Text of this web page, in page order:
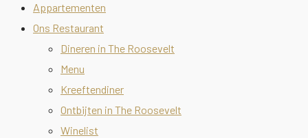
Appartementen
Ons Restaurant
Dineren in The Roosevelt
Menu
Kreeftendiner
Ontbijten in The Roosevelt
Winelist